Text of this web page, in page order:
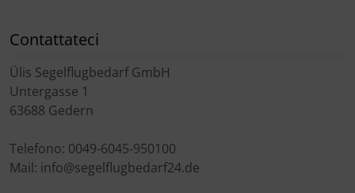
Contattateci
Ülis Segelflugbedarf GmbH
Untergasse 1
63688 Gedern
Telefono: 0049-6045-950100
Mail: info@segelflugbedarf24.de